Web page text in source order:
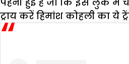
ट्राय करें हिमांश कोहली का ये